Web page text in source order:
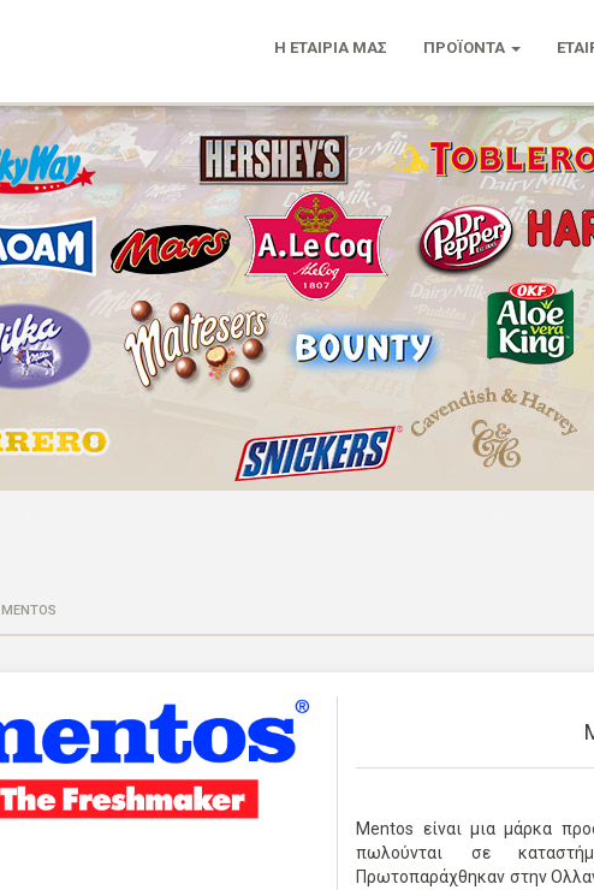
Η ΕΤΑΙΡΙΑ ΜΑΣ ΠΡΟΪΟΝΤΑ
MENTOS
Mentos είναι μια μάρκα
πωλούνται σε
Πρωτοπαράχθηκαν στην